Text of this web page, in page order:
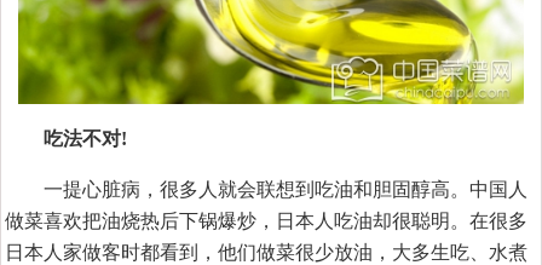
吃法不对!
一提心脏病，很多人就会联想到吃油和胆固醇高。中国人
做菜喜欢把油烧热后下锅爆炒，日本人吃油却很聪明。在很多
日本人家做客时都看到，他们做菜很少放油，大多生吃、水煮